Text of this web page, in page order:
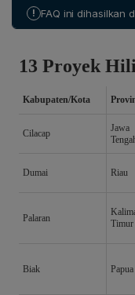
groundbreaking,
memberikan
! FAQ ini dihasilkan